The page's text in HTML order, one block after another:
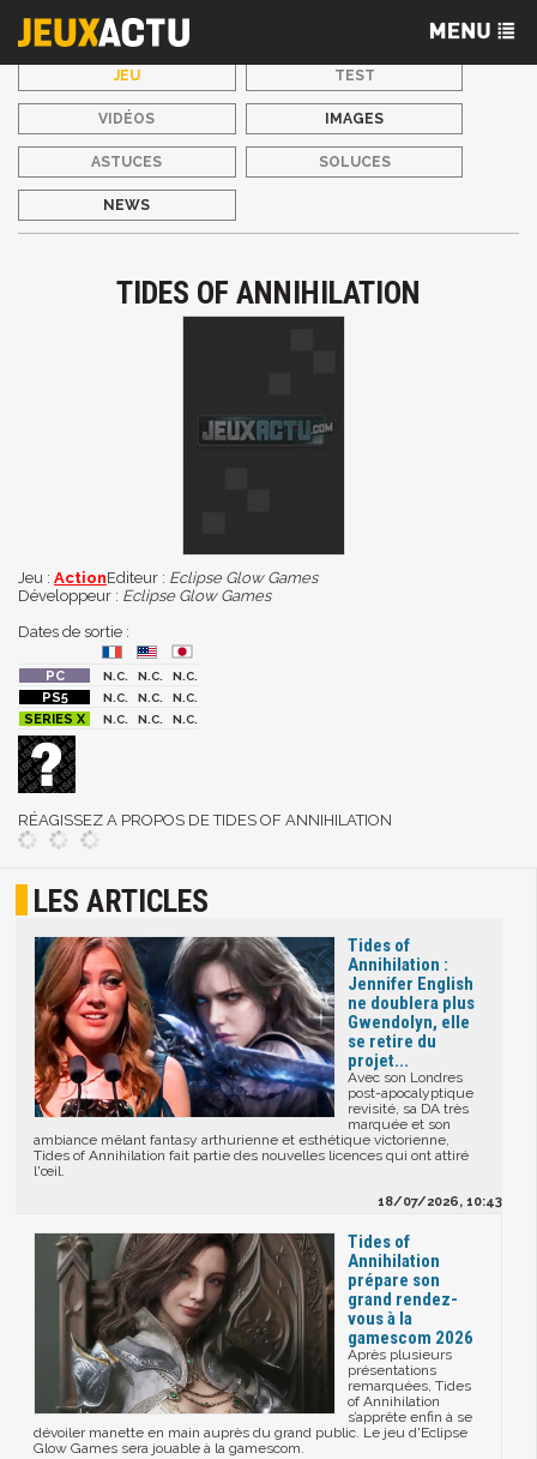
JEU TEST
VIDÉOS IMAGES
ASTUCES SOLUCES
NEWS
TIDES OF ANNIHILATION
Jeu : ActionEditeur : Eclipse Glow Games
Développeur : Eclipse Glow Games
Dates de sortie :
N.C. N.C.
N.C.
N.C.
N.C.
N.C.
N.C.
N.C. N.C.
RÉAGISSEZ A PROPOS DE TIDES OF ANNIHILATION
LES ARTICLES
Tides of
Annihilation :
Jennifer English
ne doublera plus
Gwendolyn, elle
se retire du
projet...
Avec son Londres
post-apocalyptique
revisité, sa DA très
marquée et son
ambiance mêlant fantasy arthurienne et esthétique victorienne,
Tides of Annihilation fait partie des nouvelles licences qui ont attiré
l'œil.
18/07/2026, 10:43
Tides of
Annihilation
prépare son
grand rendez-
vous à la
gamescom 2026
Après plusieurs
présentations
remarquées, Tides
of Annihilation
s’apprête enfin à se
dévoiler manette en main auprès du grand public. Le jeu d'Eclipse
Glow Games sera jouable à la gamescom.